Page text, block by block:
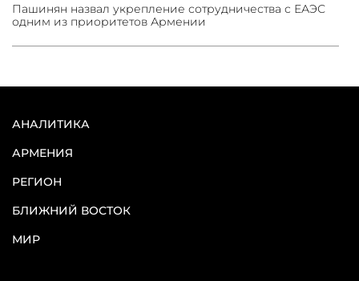
Пашинян назвал укрепление сотрудничества с ЕАЭС
одним из приоритетов Армении
АНАЛИТИКА
АРМЕНИЯ
РЕГИОН
БЛИЖНИЙ ВОСТОК
МИР